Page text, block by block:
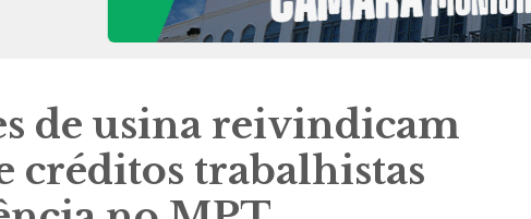
de usina reivindicam
créditos trabalhistas